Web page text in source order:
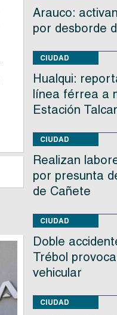
Arauco:
por desborde
CIUDAD
Hualqui:
línea férrea a
Estación
CIUDAD
Realizan
por presunta
de Cañete
CIUDAD
Doble
Trébol
vehicular
CIUDAD